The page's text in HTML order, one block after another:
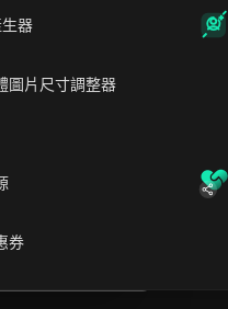
器
圖片尺寸調整器
券
相關問題與答案